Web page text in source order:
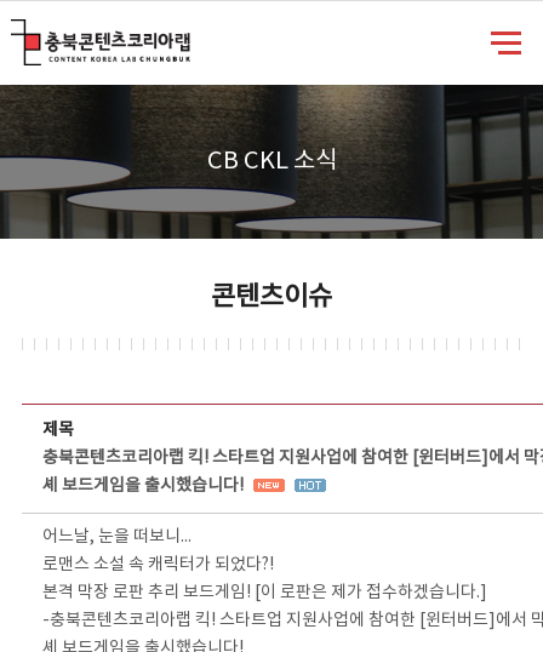
CB CKL 소식
콘텐츠이슈
제목
충북콘텐츠코리아랩 킥! 스타트업 지원사업에 참여한 [윈터버드]에서 막
셰 보드게임을 출시했습니다!
어느날, 눈을 떠보니...
로맨스 소설 속 캐릭터가 되었다?!
본격 막장 로판 추리 보드게임! [이 로판은 제가 접수하겠습니다.]
-충북콘텐츠코리아랩 킥! 스타트업 지원사업에 참여한 [윈터버드]에서